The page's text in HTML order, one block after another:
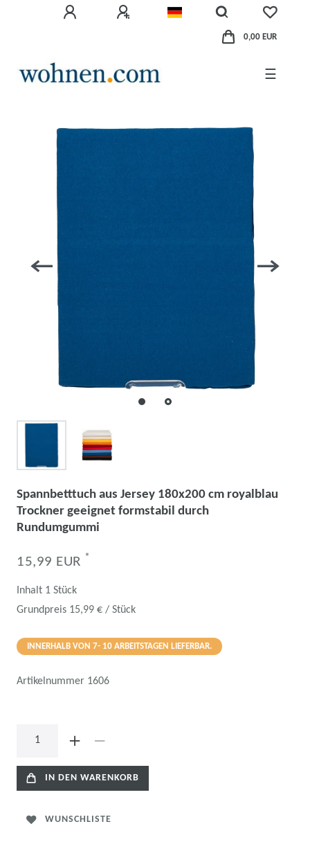
0,00 EUR
☰
Spannbetttuch aus Jersey 180x200 cm royalblau
Trockner geeignet formstabil durch
Rundumgummi
15,99 EUR *
Inhalt 1 Stück
Grundpreis 15,99 € / Stück
INNERHALB VON 7- 10 ARBEITSTAGEN LIEFERBAR.
Artikelnummer 1606
IN DEN WARENKORB
WUNSCHLISTE